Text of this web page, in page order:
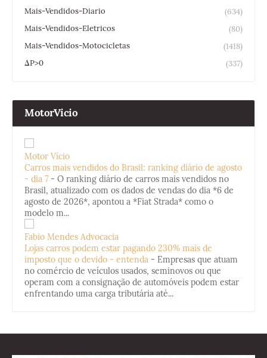
Mais-Vendidos-Diario
(634)
Mais-Vendidos-Eletricos
(80)
Mais-Vendidos-Motocicletas
(1418)
ΔP>0
(337)
MotorVicio
Motor Vício
Carros mais vendidos do Brasil: ranking diário de agosto
- dia 7 - O ranking diário de carros mais vendidos no
Brasil, atualizado com os dados de vendas do dia *6 de
agosto de 2026*, apontou a *Fiat Strada* como o
modelo m...
Fabio Mendes Advocacia
Lojas carros podem estar pagando 230% mais de
imposto que o devido - entenda - Empresas que atuam
no comércio de veículos usados, seminovos ou que
operam com a consignação de automóveis podem estar
enfrentando uma carga tributária até...